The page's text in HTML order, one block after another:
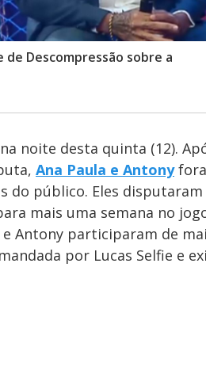
Descompressão sobre a
noite desta quinta (12).
Ana Paula e Antony
do público. Eles disputaram
mais uma semana no
e Antony participaram de
por Lucas Selfie e